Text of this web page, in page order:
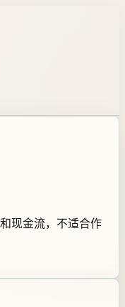
现金流，不适合作